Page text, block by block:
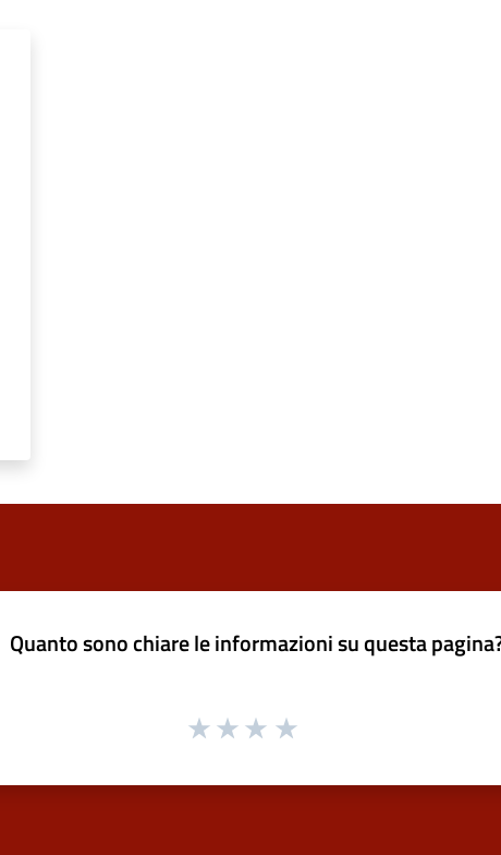
Quanto sono chiare le informazioni su questa